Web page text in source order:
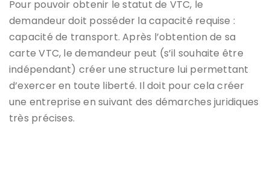
Pour pouvoir obtenir le statut de VTC, le
demandeur doit posséder la capacité requise :
capacité de transport. Après l’obtention de sa
carte VTC, le demandeur peut (s’il souhaite être
indépendant) créer une structure lui permettant
d’exercer en toute liberté. Il doit pour cela créer
une entreprise en suivant des démarches juridiques
très précises.